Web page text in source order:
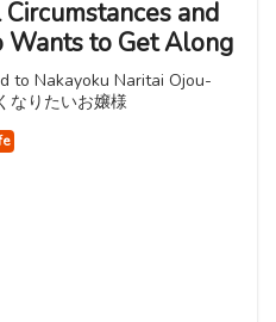
and
Wants to Get Along
to Nakayoku Naritai Ojou-
なりたいお嬢様